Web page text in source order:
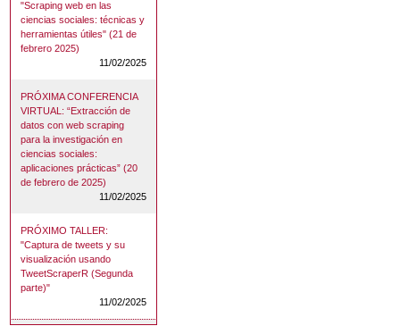
"Scraping web en las
ciencias sociales: técnicas y
herramientas útiles" (21 de
febrero 2025)
11/02/2025
PRÓXIMA CONFERENCIA
VIRTUAL: “Extracción de
datos con web scraping
para la investigación en
ciencias sociales:
aplicaciones prácticas” (20
de febrero de 2025)
11/02/2025
PRÓXIMO TALLER:
"Captura de tweets y su
visualización usando
TweetScraperR (Segunda
parte)"
11/02/2025